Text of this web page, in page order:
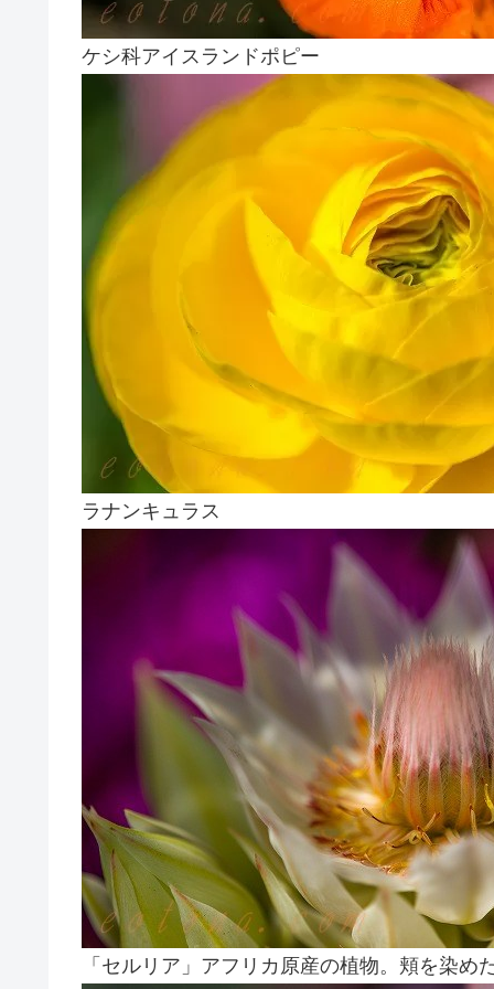
ケシ科アイスランドポピー
ラナンキュラス
「セルリア」アフリカ原産の植物。頬を染